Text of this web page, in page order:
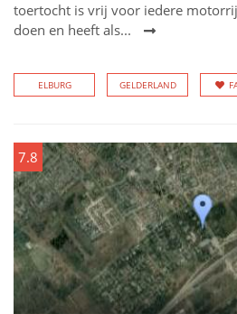
toertocht is vrij voor iedere
doen en heeft als...
ELBURG GELDERLAND
7.8